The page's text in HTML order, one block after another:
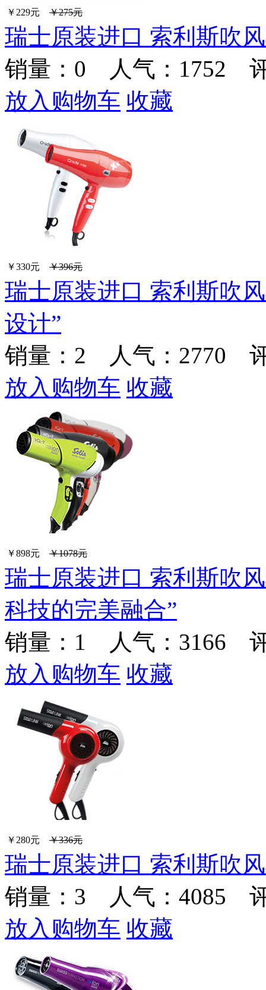
￥229元 ￥275元
瑞士原装进口 索利斯吹
销量： 0 人气：1752
放入购物车 收藏
￥330元 ￥396元
瑞士原装进口 索利斯吹
设计”
销量： 2 人气：2770
放入购物车 收藏
￥898元 ￥1078元
瑞士原装进口 索利斯吹
科技的完美融合”
销量： 1 人气：3166
放入购物车 收藏
￥280元 ￥336元
瑞士原装进口 索利斯吹
销量： 3 人气：4085
放入购物车 收藏